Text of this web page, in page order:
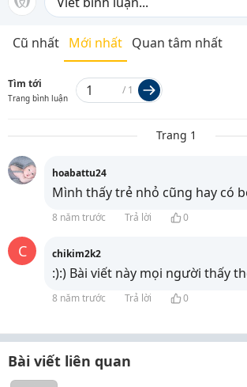
Cũ nhất Mới nhất Quan tâm nhất
Tìm tới
Trang bình luận
/ 1
Trang 1
hoabattu24
Mình thấy trẻ nhỏ cũng hay có
8 năm trước Trả lời 0
C chikim2k2
:):) Bài viết này mọi người thấy
8 năm trước Trả lời 0
Bài viết liên quan